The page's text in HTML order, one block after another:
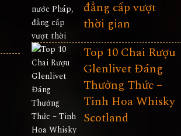
đẳng cấp vượt
thời gian
Top 10 Chai Rượu
Glenlivet Đáng
Thưởng Thức –
Tinh Hoa Whisky
Scotland